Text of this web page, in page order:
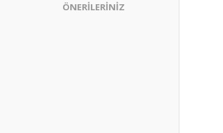
ÖNERİLERİNİZ